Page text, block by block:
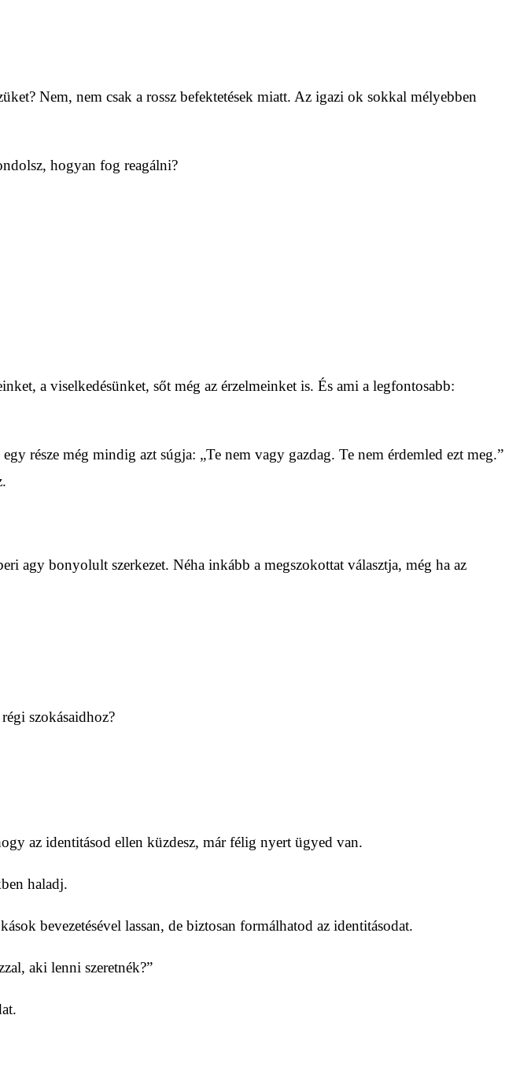
Nem, nem csak a rossz befektetések miatt. Az igazi ok sokkal mélyebben
hogyan fog reagálni?
a viselkedésünket, sőt még az érzelmeinket is. És ami a legfontosabb:
része még mindig azt súgja: „Te nem vagy gazdag. Te nem érdemled ezt meg.”
agy bonyolult szerkezet. Néha inkább a megszokottat választja, még ha az
szokásaidhoz?
az identitásod ellen küzdesz, már félig nyert ügyed van.
haladj.
bevezetésével lassan, de biztosan formálhatod az identitásodat.
aki lenni szeretnék?”